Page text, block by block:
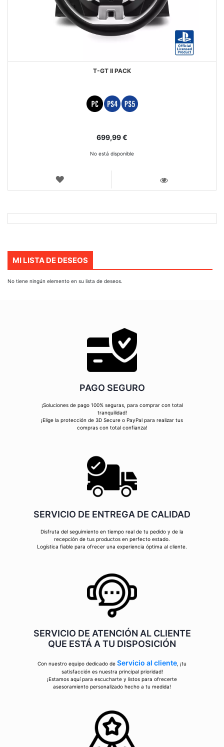
T-GT II PACK
699,99 €
No está disponible
LISTA
MI LISTA DE DESEOS
No tiene ningún elemento en su lista de deseos.
PAGO SEGURO
¡Soluciones de pago 100% seguras, para comprar con total
tranquilidad!
¡Elige la protección de 3D Secure o PayPal para realizar tus
compras con total confianza!
SERVICIO DE ENTREGA DE CALIDAD
Disfruta del seguimiento en tiempo real de tu pedido y de la
recepción de tus productos en perfecto estado.
Logística fiable para ofrecer una experiencia óptima al cliente.
SERVICIO DE ATENCIÓN AL CLIENTE
QUE ESTÁ A TU DISPOSICIÓN
Con nuestro equipo dedicado de Servicio al cliente , ¡tu
satisfacción es nuestra principal prioridad!
¡Estamos aquí para escucharte y listos para ofrecerte
asesoramiento personalizado hecho a tu medida!